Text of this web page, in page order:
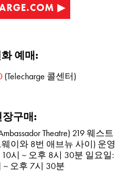
▶︎
예매:
(Telecharge 콜센터)
장구매:
Theatre) 219 웨스트
이와 8번 애브뉴 사이) 운영
시 ~ 오후 8시 30분 일요일:
~ 오후 7시 30분